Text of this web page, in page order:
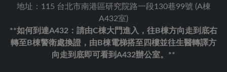
地址：115 台北市南港區研究院路一段130巷99號 (A棟
A432室)
**如何到達A432：請由C棟大門進入，往B棟方向走到底右
轉至B棟警衛處換證，由B棟電梯搭至四樓並往生醫轉譯方
向走到底即可看到A432辦公室。**